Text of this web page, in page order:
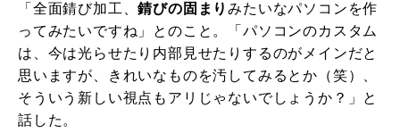
「全面錆び加工、錆びの固まりみたいなパソコンを作
ってみたいですね」とのこと。「パソコンのカスタム
は、今は光らせたり内部見せたりするのがメインだと
思いますが、きれいなものを汚してみるとか（笑）、
そういう新しい視点もアリじゃないでしょうか？」と
話した。